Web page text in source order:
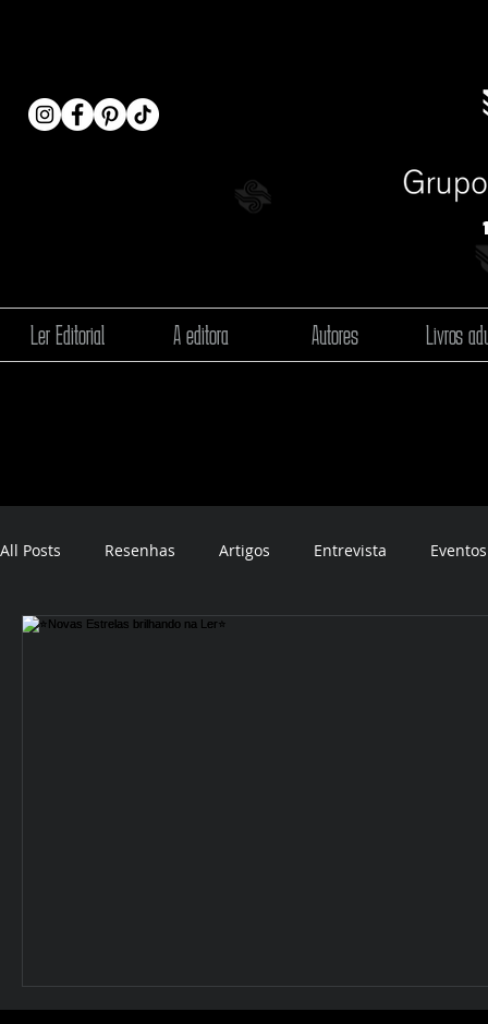
Ler Editorial A editora Autores Livros
All Posts Resenhas Artigos Entrevista Eventos